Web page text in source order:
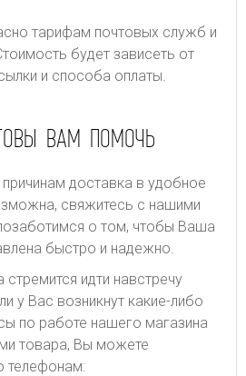
тарифам почтовых служб и
будет зависеть от
и способа оплаты.
ВАМ ПОМОЧЬ
доставка в удобное
свяжитесь с нашими
о том, чтобы Ваша
быстро и надежно.
стремится идти навстречу
у Вас возникнут какие-либо
по работе нашего магазина
товара, Вы можете
телефонам: